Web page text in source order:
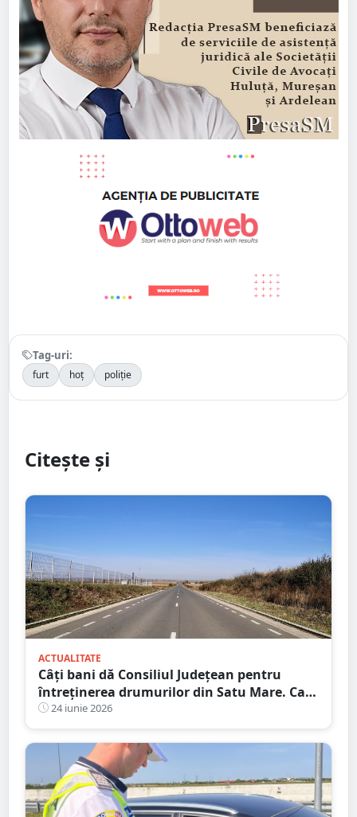
Tag-uri:
furt hoț poliție
Citește și
ACTUALITATE
Câți bani dă Consiliul Județean pentru
întreținerea drumurilor din Satu Mare. Care
sunt firmele câștigătoare
24 iunie 2026